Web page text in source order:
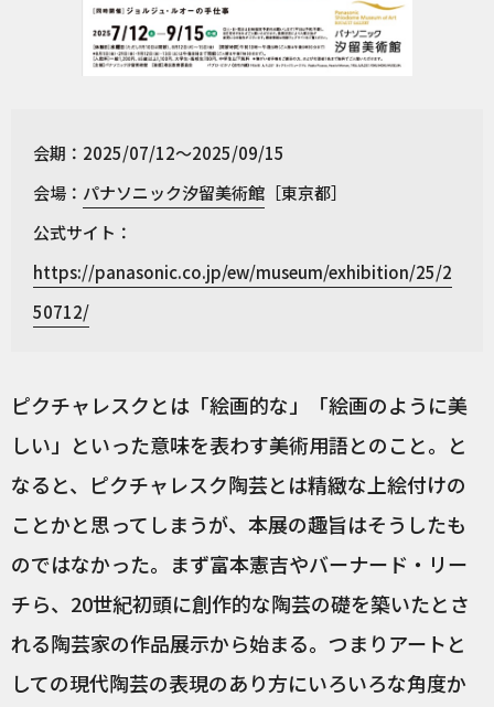
会期：2025/07/12～2025/09/15
会場： パナソニック汐留美術館 ［東京都］
公式サイト：
https://panasonic.co.jp/ew/museum/exhibition/25/2
50712/
ピクチャレスクとは「絵画的な」「絵画のように美
しい」といった意味を表わす美術用語とのこと。と
なると、ピクチャレスク陶芸とは精緻な上絵付けの
ことかと思ってしまうが、本展の趣旨はそうしたも
のではなかった。まず富本憲吉やバーナード・リー
チら、20世紀初頭に創作的な陶芸の礎を築いたとさ
れる陶芸家の作品展示から始まる。つまりアートと
しての現代陶芸の表現のあり方にいろいろな角度か